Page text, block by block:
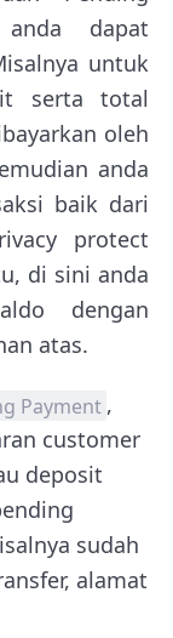
dapat
untuk
serta total
oleh
anda
baik dari
protect
di sini anda
dengan
atas.
Payment ,
customer
deposit
sudah
alamat